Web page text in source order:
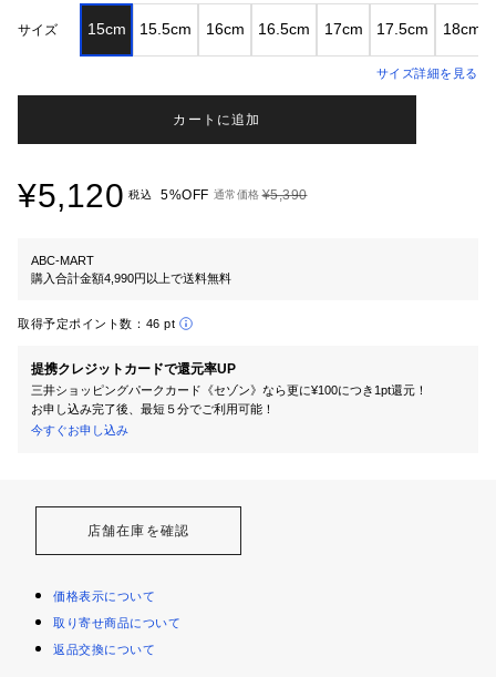
サイズ 15cm 15.5cm 16cm 16.5cm 17cm 17.5cm 18cm
サイズ詳細を見る
カートに追加
¥5,120 税込 5%OFF 通常価格 ¥5,390
ABC-MART
購入合計金額4,990円以上で送料無料
取得予定ポイント数： 46 pt
提携クレジットカードで還元率UP
三井ショッピングパークカード《セゾン》なら更に¥100につき1pt還元！
お申し込み完了後、最短５分でご利用可能！
今すぐお申し込み
店舗在庫を確認
価格表示について
取り寄せ商品について
返品交換について